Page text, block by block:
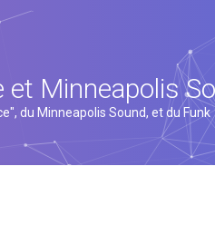
et Minneapolis
du Minneapolis Sound, et du Funk